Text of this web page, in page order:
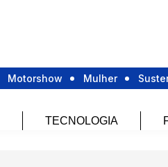
Motorshow Mulher
TECNOLOGIA